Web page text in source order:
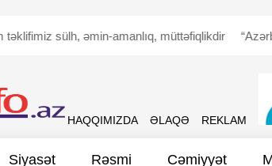
sülh, əmin-amanlıq, müttəfiqlikdir
HAQQIMIZDA ƏLAQƏ REKLAM
Siyasət Rəsmi Cəmiyyət